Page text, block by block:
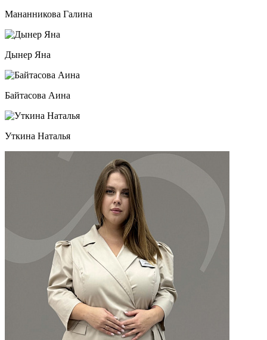
Мананникова Галина
Дынер Яна
Байтасова Аина
Уткина Наталья